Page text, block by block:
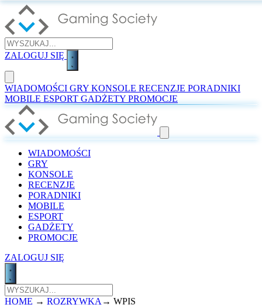
ZALOGUJ SIĘ
WIADOMOŚCI GRY KONSOLE RECENZJE PORADNIKI
MOBILE ESPORT GADŻETY PROMOCJE
WIADOMOŚCI
GRY
KONSOLE
RECENZJE
PORADNIKI
MOBILE
ESPORT
GADŻETY
PROMOCJE
ZALOGUJ SIĘ
HOME → ROZRYWKA → WPIS